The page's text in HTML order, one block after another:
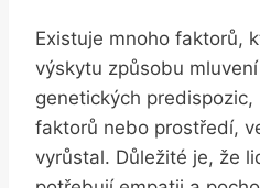
Existuje mnoho faktorů,
výskytu způsobu
genetických predispozic,
faktorů nebo prostředí,
vyrůstal. Důležité je, že